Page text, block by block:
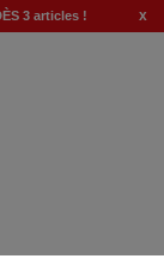
3 articles ! x